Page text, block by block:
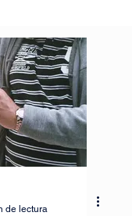
Ayudas Pro
Inversiones
de lectura